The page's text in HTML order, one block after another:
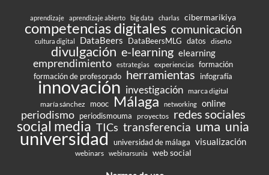
aprendizaje aprendizaje abierto big data charlas cibermarikiya
competencias digitales comunicación
cultura digital DataBeers DataBeersMLG datos diseño
divulgación e-learning elearning
emprendimiento estrategias experiencias formación
formación de profesorado herramientas infografía
innovación investigación marca digital
maría sánchez
mooc Málaga networking online
periodismo periodismouma proyectos redes sociales
social media TICs transferencia uma unia
universidad universidad de málaga visualización
webinars webinarsunia web social